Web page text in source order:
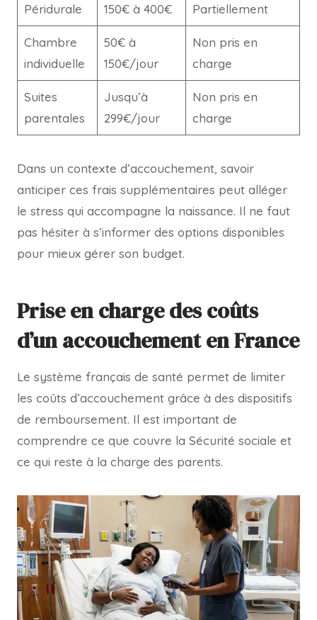
Péridurale 150€ à 400€ Partiellement
Chambre
individuelle
50€ à
150€/jour
Non pris en
charge
Suites
parentales
Jusqu’à
299€/jour
Non pris en
charge
Dans un contexte d’accouchement, savoir
anticiper ces frais supplémentaires peut alléger
le stress qui accompagne la naissance. Il ne faut
pas hésiter à s’informer des options disponibles
pour mieux gérer son budget.
Prise en charge des coûts
d’un accouchement en France
Le système français de santé permet de limiter
les coûts d’accouchement grâce à des dispositifs
de remboursement. Il est important de
comprendre ce que couvre la Sécurité sociale et
ce qui reste à la charge des parents.